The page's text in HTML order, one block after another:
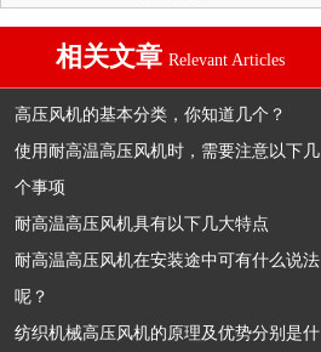
相关文章 Relevant Articles
高压风机的基本分类，你知道几个？
使用耐高温高压风机时，需要注意以下几
个事项
耐高温高压风机具有以下几大特点
耐高温高压风机在安装途中可有什么说法
呢？
纺织机械高压风机的原理及优势分别是什